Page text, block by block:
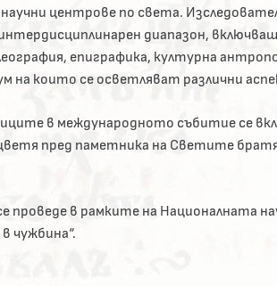
центрове по света.
диапазон,
епиграфика, културна
на които се осветляват различни
в международното събитие се
пред паметника на Светите
проведе в рамките на Националната
чужбина“.